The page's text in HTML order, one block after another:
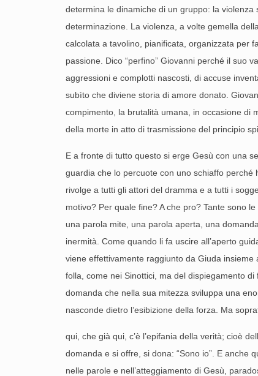
determina le dinamiche di un gruppo: la
determinazione. La violenza, a volte gemella
calcolata a tavolino, pianificata, organizzata per
passione. Dico “perfino” Giovanni perché il suo
aggressioni e complotti nascosti, di accuse
subìto che diviene storia di amore donato.
compimento, la brutalità umana, in occasione di
della morte in atto di trasmissione del principio
E a fronte di tutto questo si erge Gesù con una
guardia che lo percuote con uno schiaffo
rivolge a tutti gli attori del dramma e a tutti i
motivo? Per quale fine? A che pro? Tante sono
una parola mite, una parola aperta, una
inermità. Come quando li fa uscire all’aperto
viene effettivamente raggiunto da Giuda
folla, come nei Sinottici, ma del dispiegamento
domanda che nella sua mitezza sviluppa una
nasconde dietro l’esibizione della forza. Ma
qui, che già qui, c’è l’epifania della verità; cioè
domanda e si offre, si dona: “Sono io”. E anche
nelle parole e nell’atteggiamento di Gesù,